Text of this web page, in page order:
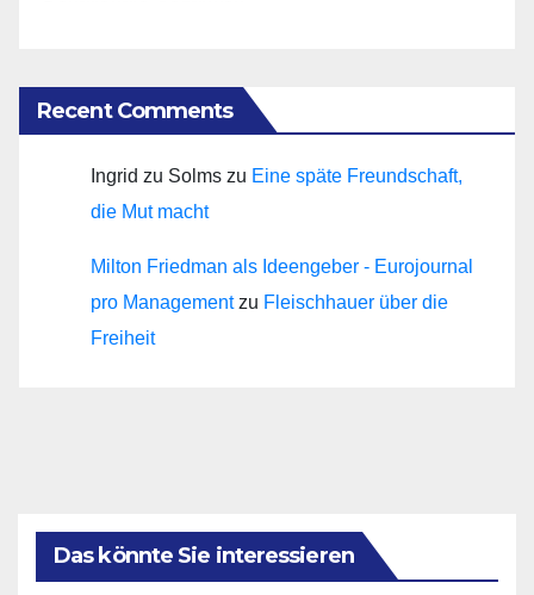
Recent Comments
Ingrid zu Solms zu Eine späte Freundschaft,
die Mut macht
Milton Friedman als Ideengeber - Eurojournal
pro Managementzu Fleischhauer über die
Freiheit
Das könnte Sie interessieren